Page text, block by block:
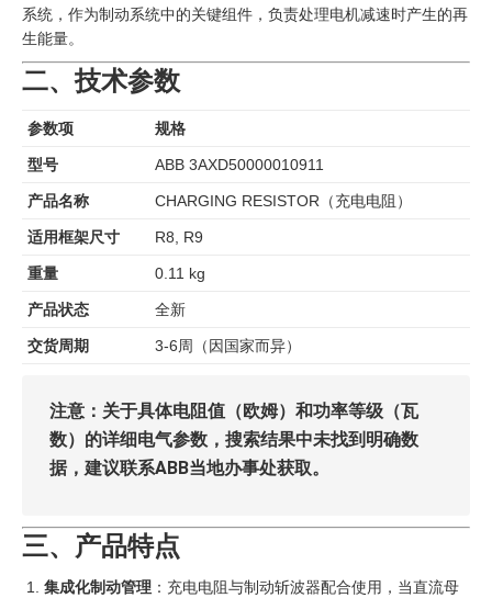
系统，作为制动系统中的关键组件，负责处理电机减速时产生的再
生能量。
二、技术参数
参数项 规格
型号 ABB 3AXD50000010911
产品名称 CHARGING RESISTOR（充电电阻）
适用框架尺寸 R8, R9
重量 0.11 kg
产品状态 全新
交货周期 3-6周（因国家而异）
注意：关于具体电阻值（欧姆）和功率等级（瓦
数）的详细电气参数，搜索结果中未找到明确数
据，建议联系ABB当地办事处获取。
三、产品特点
集成化制动管理 ：充电电阻与制动斩波器配合使用，当直流母